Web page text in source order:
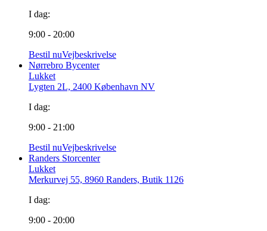
I dag:
9:00 - 20:00
Bestil nuVejbeskrivelse
Nørrebro Bycenter
Lukket
Lygten 2L, 2400 København NV
I dag:
9:00 - 21:00
Bestil nuVejbeskrivelse
Randers Storcenter
Lukket
Merkurvej 55, 8960 Randers, Butik 1126
I dag:
9:00 - 20:00